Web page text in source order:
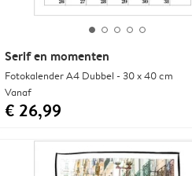
Serif en momenten
Fotokalender A4 Dubbel - 30 x 40 cm
Vanaf
€ 26,99